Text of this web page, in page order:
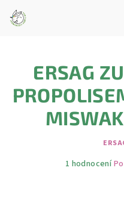
obsah
ERSAG
Průměrné
1 hodnocení